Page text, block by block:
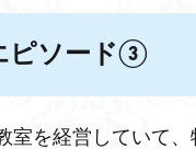
ピソード③
室を経営していて